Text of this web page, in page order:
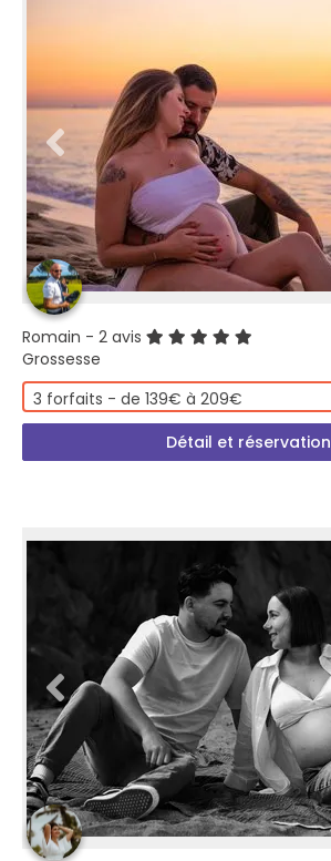
Romain - 2 avis
Grossesse
3 forfaits - de 139€ à 209€
Détail et réservation